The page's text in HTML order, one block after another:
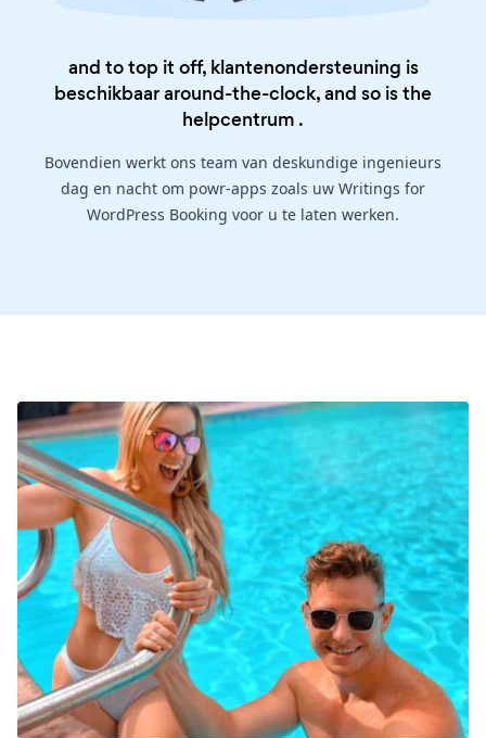
and to top it off, klantenondersteuning is
beschikbaar around-the-clock, and so is the
helpcentrum .
Bovendien werkt ons team van deskundige ingenieurs
dag en nacht om powr-apps zoals uw Writings for
WordPress Booking voor u te laten werken.